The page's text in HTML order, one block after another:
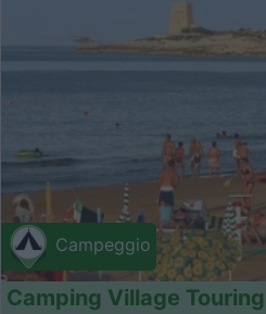
Campeggio
Camping Village Touring